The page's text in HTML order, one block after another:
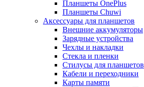
Планшеты OnePlus
Планшеты Chuwi
Аксессуары для планшетов
Внешние аккумуляторы
Зарядные устройства
Чехлы и накладки
Стекла и пленки
Стилусы для планшетов
Кабели и переходники
Карты памяти